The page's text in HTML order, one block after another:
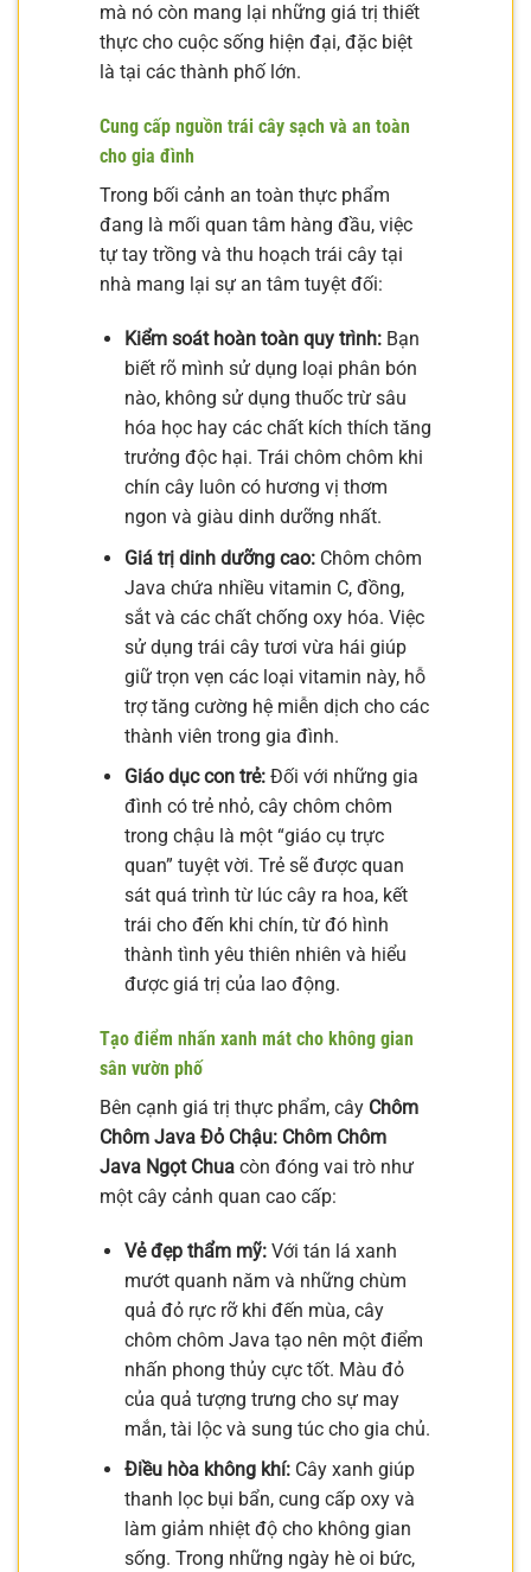
mà nó còn mang lại những giá trị thiết
thực cho cuộc sống hiện đại, đặc biệt
là tại các thành phố lớn.
Cung cấp nguồn trái cây sạch và an toàn
cho gia đình
Trong bối cảnh an toàn thực phẩm
đang là mối quan tâm hàng đầu, việc
tự tay trồng và thu hoạch trái cây tại
nhà mang lại sự an tâm tuyệt đối:
Kiểm soát hoàn toàn quy trình:Bạn
biết rõ mình sử dụng loại phân bón
nào, không sử dụng thuốc trừ sâu
hóa học hay các chất kích thích tăng
trưởng độc hại. Trái chôm chôm khi
chín cây luôn có hương vị thơm
ngon và giàu dinh dưỡng nhất.
Giá trị dinh dưỡng cao:Chôm chôm
Java chứa nhiều vitamin C, đồng,
sắt và các chất chống oxy hóa. Việc
sử dụng trái cây tươi vừa hái giúp
giữ trọn vẹn các loại vitamin này, hỗ
trợ tăng cường hệ miễn dịch cho các
thành viên trong gia đình.
Giáo dục con trẻ:Đối với những gia
đình có trẻ nhỏ, cây chôm chôm
trong chậu là một “giáo cụ trực
quan” tuyệt vời. Trẻ sẽ được quan
sát quá trình từ lúc cây ra hoa, kết
trái cho đến khi chín, từ đó hình
thành tình yêu thiên nhiên và hiểu
được giá trị của lao động.
Tạo điểm nhấn xanh mát cho không gian
sân vườn phố
Bên cạnh giá trị thực phẩm, cây Chôm
Chôm Java Đỏ Chậu: Chôm Chôm
Java Ngọt Chua còn đóng vai trò như
một cây cảnh quan cao cấp:
Vẻ đẹp thẩm mỹ:Với tán lá xanh
mướt quanh năm và những chùm
quả đỏ rực rỡ khi đến mùa, cây
chôm chôm Java tạo nên một điểm
nhấn phong thủy cực tốt. Màu đỏ
của quả tượng trưng cho sự may
mắn, tài lộc và sung túc cho gia chủ.
Điều hòa không khí:Cây xanh giúp
thanh lọc bụi bẩn, cung cấp oxy và
làm giảm nhiệt độ cho không gian
sống. Trong những ngày hè oi bức,